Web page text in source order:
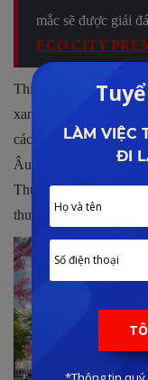
mắc sẽ được giải
ECO CITY
Thiết kế sang trọng:
xanh chuẩn quốc tế,
cách cực kỳ sang
Âu như Pháp với thủ
Thụy Sỉ, hòa quyện và
thu nhỏ giữa vùng đất